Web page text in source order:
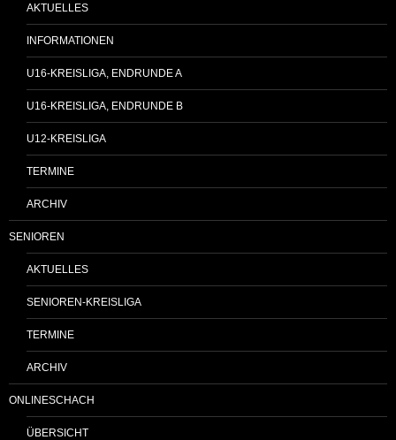
AKTUELLES
INFORMATIONEN
U16-KREISLIGA, ENDRUNDE A
U16-KREISLIGA, ENDRUNDE B
U12-KREISLIGA
TERMINE
ARCHIV
SENIOREN
AKTUELLES
SENIOREN-KREISLIGA
TERMINE
ARCHIV
ONLINESCHACH
ÜBERSICHT